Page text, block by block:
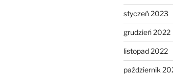
styczeń 2023
grudzień 2022
listopad 2022
październik